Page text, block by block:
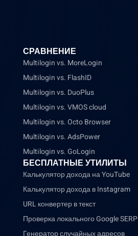
СРАВНЕНИЕ
Multilogin vs. MoreLogin
Multilogin vs. FlashID
Multilogin vs. DuoPlus
Multilogin vs. VMOS cloud
Multilogin vs. Octo Browser
Multilogin vs. AdsPower
Multilogin vs. GoLogin
БЕСПЛАТНЫЕ УТИЛИТЫ
Калькулятор дохода на YouTube
Калькулятор дохода в Instagram
URL конвертер в текст
Проверка локального Google SERP
Генератор случайных адресов